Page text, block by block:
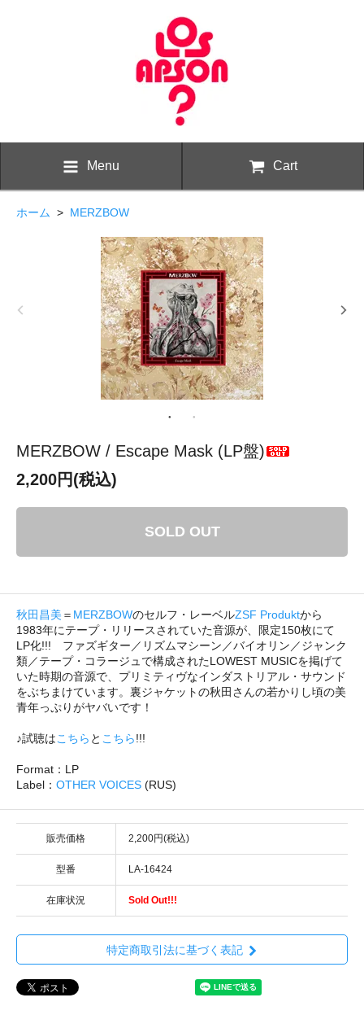
Menu Cart
ホーム > MERZBOW
MERZBOW / Escape Mask (LP盤)
2,200円(税込)
SOLD OUT
秋田昌美 ＝ MERZBOWのセルフ・レーベルZSF Produktから
1983年にテープ・リリースされていた音源が、限定150枚にて
LP化!!! ファズギター／リズムマシーン／バイオリン／ジャンク
類／テープ・コラージュで構成されたLOWEST MUSICを掲げて
いた時期の音源で、プリミティヴなインダストリアル・サウンド
をぶちまけています。裏ジャケットの秋田さんの若かりし頃の美
青年っぷりがヤバいです！
♪試聴はこちら と こちら!!!
Format：LP
Label： OTHER VOICES (RUS)
販売価格 2,200円(税込)
型番 LA-16424
在庫状況 Sold Out!!!
特定商取引法に基づく表記